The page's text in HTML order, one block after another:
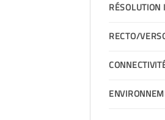
RÉSOLUTION
RECTO/